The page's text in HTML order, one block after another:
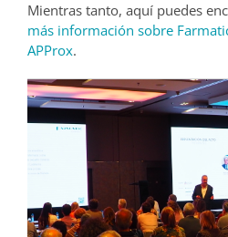
Mientras tanto, aquí puedes
más información sobre
APProx.